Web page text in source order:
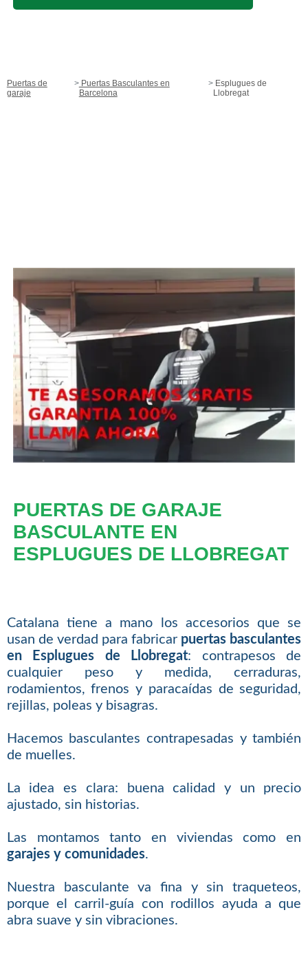
Puertas de
garaje
Puertas Basculantes en
Barcelona
Esplugues de
Llobregat
PUERTAS DE GARAJE
BASCULANTE EN
ESPLUGUES DE LLOBREGAT
Catalana tiene a mano los accesorios que se
usan de verdad para fabricar puertas basculantes
en Esplugues de Llobregat: contrapesos de
cualquier peso y medida, cerraduras,
rodamientos, frenos y paracaídas de seguridad,
rejillas, poleas y bisagras.
Hacemos basculantes contrapesadas y también
de muelles.
La idea es clara: buena calidad y un precio
ajustado, sin historias.
Las montamos tanto en viviendas como en
garajes y comunidades.
Nuestra basculante va fina y sin traqueteos,
porque el carril-guía con rodillos ayuda a que
abra suave y sin vibraciones.